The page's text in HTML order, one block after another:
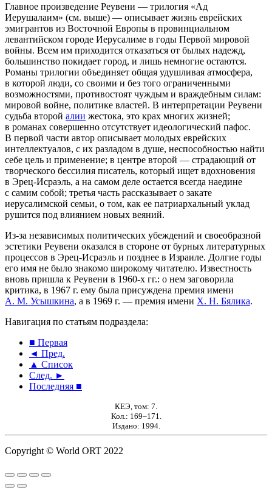
Главное произведение Реувени — трилогия «Ад
Иерушалаим» (см. выше) — описывает жизнь еврейских
эмигрантов из Восточной Европы в провинциальном
левантийском городе Иерусалиме в годы Первой мировой
войны. Всем им приходится отказаться от былых надежд,
большинство покидает город, и лишь немногие остаются.
Романы трилогии объединяет общая удушливая атмосфера,
в которой люди, со своими и без того ограниченными
возможностями, противостоят чуждым и враждебным силам:
мировой войне, политике властей. В интерпретации Реувени
судьба второй алии жестока, это крах многих жизней;
в романах совершенно отсутствует идеологический пафос.
В первой части автор описывает молодых еврейских
интеллектуалов, с их разладом в душе, неспособностью найти
себе цель и применение; в центре второй — страдающий от
творческого бессилия писатель, который ищет вдохновения
в Эрец-Исраэль, а на самом деле остается всегда наедине
с самим собой; третья часть рассказывает о закате
иерусалимской семьи, о том, как ее патриархальный уклад
рушится под влиянием новых веяний.
Из-за независимых политических убеждений и своеобразной
эстетики Реувени оказался в стороне от бурных литературных
процессов в Эрец-Исраэль и позднее в Израиле. Долгие годы
его имя не было знакомо широкому читателю. Известность
вновь пришла к Реувени в 1960-х гг.: о нем заговорила
критика, в 1967 г. ему была присуждена премия имени
А. М. Усышкина, а в 1969 г. — премия имени Х. Н. Бялика.
Навигация по статьям подраздела:
■ Первая
◄ Пред.
▲ Список
След. ►
Последняя ■
КЕЭ, том: 7.
Кол.: 169–171.
Издано: 1994.
Copyright © World ORT 2022